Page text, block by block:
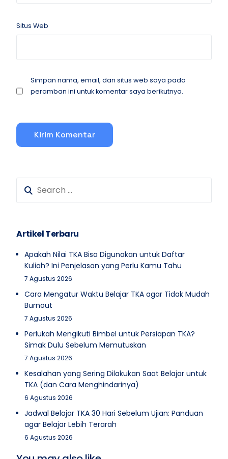
Situs Web
Simpan nama, email, dan situs web saya pada
peramban ini untuk komentar saya berikutnya.
Artikel Terbaru
Apakah Nilai TKA Bisa Digunakan untuk Daftar
Kuliah? Ini Penjelasan yang Perlu Kamu Tahu
7 Agustus 2026
Cara Mengatur Waktu Belajar TKA agar Tidak Mudah
Burnout
7 Agustus 2026
Perlukah Mengikuti Bimbel untuk Persiapan TKA?
Simak Dulu Sebelum Memutuskan
7 Agustus 2026
Kesalahan yang Sering Dilakukan Saat Belajar untuk
TKA (dan Cara Menghindarinya)
6 Agustus 2026
Jadwal Belajar TKA 30 Hari Sebelum Ujian: Panduan
agar Belajar Lebih Terarah
6 Agustus 2026